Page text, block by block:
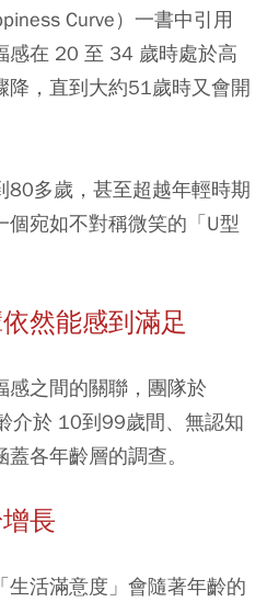
Curve）一書中引用
感在 20 至 34 歲時處於高
降，直到大約51歲時又會開
80多歲，甚至超越年輕時期
宛如不對稱微笑的「U型
然能感到滿足
感之間的關聯，團隊於
介於 10到99歲間、無認知
各年齡層的調查。
長
活滿意度」會隨著年齡的